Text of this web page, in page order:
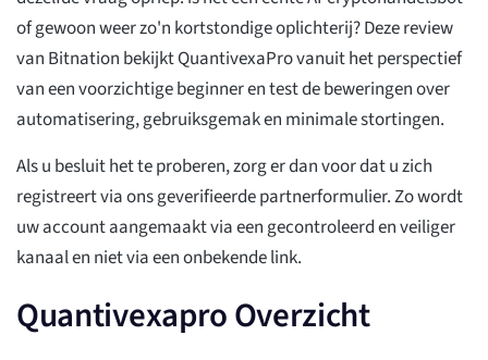
of gewoon weer zo'n kortstondige oplichterij? Deze review
van Bitnation bekijkt QuantivexaPro vanuit het perspectief
van een voorzichtige beginner en test de beweringen over
automatisering, gebruiksgemak en minimale stortingen.
Als u besluit het te proberen, zorg er dan voor dat u zich
registreert via ons geverifieerde partnerformulier. Zo wordt
uw account aangemaakt via een gecontroleerd en veiliger
kanaal en niet via een onbekende link.
Quantivexapro Overzicht